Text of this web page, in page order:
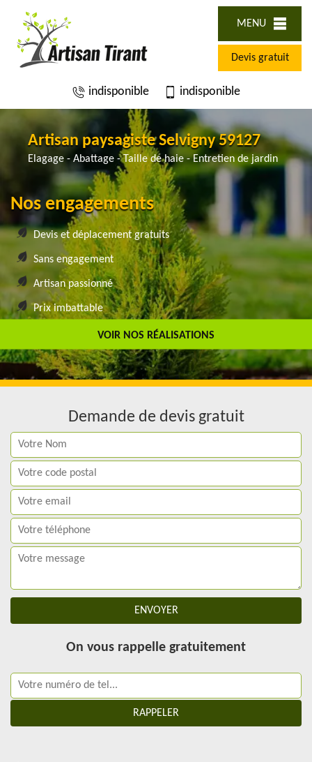
MENU
Devis gratuit
indisponible indisponible
Artisan paysagiste Selvigny 59127
Elagage - Abattage - Taille de haie - Entretien de jardin
VOIR NOS RÉALISATIONS
Nos engagements
Devis et déplacement gratuits
Sans engagement
Artisan passionné
Prix imbattable
Travail de qualité
Demande de devis gratuit
On vous rappelle gratuitement